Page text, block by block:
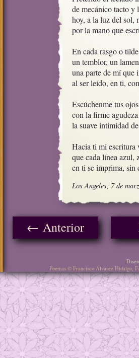
de mecánico tacto y
hoy, a la luz del sol,
por la mano que
En cada rasgo o
un temblor, un
una parte de mí que
al ser leído, en ti,
Escúchenme tus
con la firme
la suave intimidad
Hacia ti mi escritura
que cada línea azul,
en ti se imprima, sin
Los Angeles, 7 de
← Anterior
Poemas © Francisco Álvarez Hidalgo,